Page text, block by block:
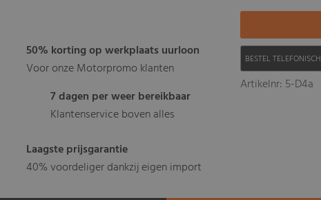
50% korting op werkplaats uurloon
Voor onze Motorpromo klanten
7 dagen per weer bereikbaar
Klantenservice boven alles
Laagste prijsgarantie
40% voordeliger dankzij eigen import
BESTEL TELEFONISCH
Artikelnr: 5-D4a